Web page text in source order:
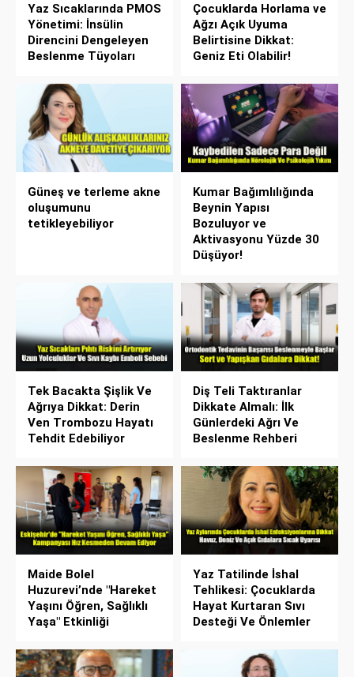
Yaz Sıcaklarında PMOS
Yönetimi: İnsülin
Direncini Dengeleyen
Beslenme Tüyoları
Çocuklarda Horlama ve
Ağzı Açık Uyuma
Belirtisine Dikkat:
Geniz Eti Olabilir!
Güneş ve terleme akne
oluşumunu
tetikleyebiliyor
Kumar Bağımlılığında
Beynin Yapısı
Bozuluyor ve
Aktivasyonu Yüzde 30
Düşüyor!
Tek Bacakta Şişlik Ve
Ağrıya Dikkat: Derin
Ven Trombozu Hayatı
Tehdit Edebiliyor
Diş Teli Taktıranlar
Dikkate Almalı: İlk
Günlerdeki Ağrı Ve
Beslenme Rehberi
Maide Bolel
Huzurevi’nde "Hareket
Yaşını Öğren, Sağlıklı
Yaşa" Etkinliği
Yaz Tatilinde İshal
Tehlikesi: Çocuklarda
Hayat Kurtaran Sıvı
Desteği Ve Önlemler